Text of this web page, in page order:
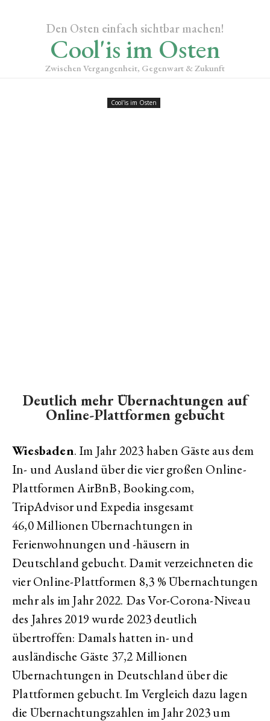
Den Osten einfach sichtbar machen!
Cool'is im Osten
Zwischen Vergangenheit, Gegenwart & Zukunft
Cool'is im Osten
Deutlich mehr Übernachtungen auf
Online-Plattformen gebucht
Wiesbaden. Im Jahr 2023 haben Gäste aus dem
In- und Ausland über die vier großen Online-
PlattformenAirBnB,Booking.com,
TripAdvisor und Expedia insgesamt
46,0 Millionen Übernachtungen in
Ferienwohnungen und -häusern in
Deutschland gebucht. Damit verzeichneten die
vier Online-Plattformen 8,3 % Übernachtungen
mehr als im Jahr 2022. Das Vor-Corona-Niveau
des Jahres 2019 wurde 2023 deutlich
übertroffen: Damals hatten in- und
ausländische Gäste 37,2 Millionen
Übernachtungen in Deutschland über die
Plattformen gebucht. Im Vergleich dazu lagen
die Übernachtungszahlen im Jahr 2023 um